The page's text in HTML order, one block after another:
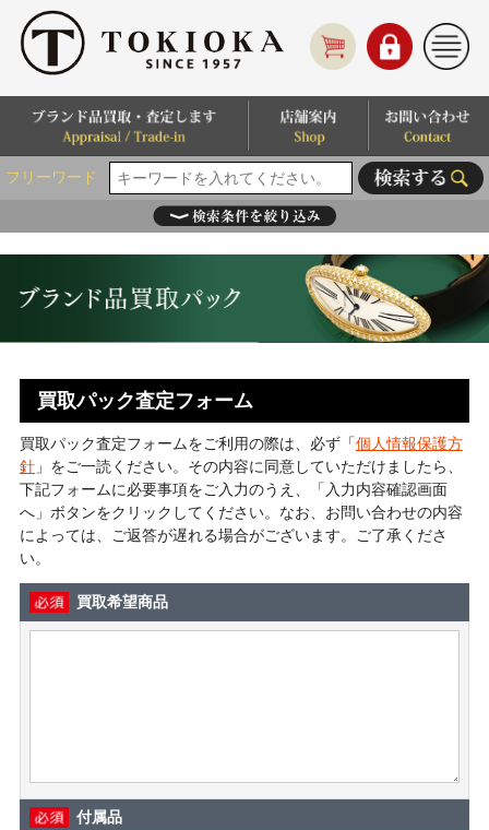
フリーワード
買取パック査定フォーム
買取パック査定フォームをご利用の際は、必ず「個人情報保護方
針」をご一読ください。その内容に同意していただけましたら、
下記フォームに必要事項をご入力のうえ、「入力内容確認画面
へ」ボタンをクリックしてください。なお、お問い合わせの内容
によっては、ご返答が遅れる場合がございます。ご了承くださ
い。
買取希望商品
付属品